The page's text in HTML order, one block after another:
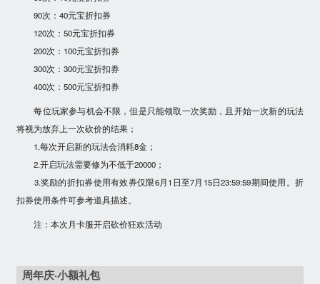
90次：40元宝折扣券
120次：50元宝折扣券
200次：100元宝折扣券
300次：300元宝折扣券
400次：500元宝折扣券
每位玩家参与机会不限，但是只能领取一次奖励，且开始一次新的玩法
将视为放弃上一次砍价的结果；
1.每次开启新的玩法会消耗8金；
2.开启玩法需要修为不低于20000；
3.奖励的折扣券使用有效券仅限6月1日至7月15日23:59:59期间使用。折
扣券使用条件可参考道具描述。
注：本次月卡服开启砍价狂欢活动
周年庆·小额礼包